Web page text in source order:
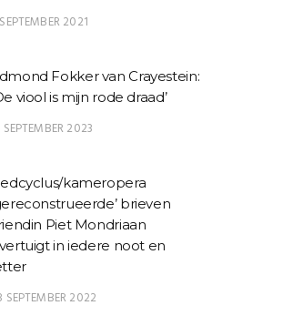
2021
Fokker van Crayestein:
viool is mijn rode draad’
SEPTEMBER 2023
kameropera
brieven
Piet Mondriaan
in iedere noot en
SEPTEMBER 2022